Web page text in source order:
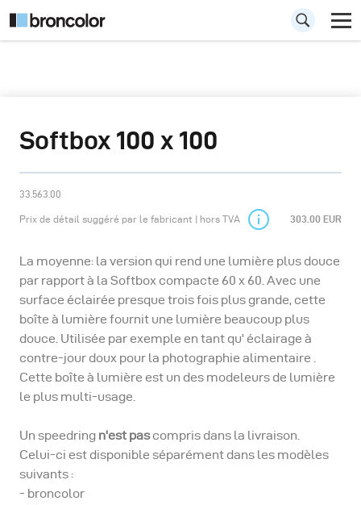
Softbox 100 x 100
33.563.00
Prix de détail suggéré par le fabricant | hors TVA 303.00 EUR
La moyenne: la version qui rend une lumière plus douce
par rapport à la Softbox compacte 60 x 60. Avec une
surface éclairée presque trois fois plus grande, cette
boîte à lumière fournit une lumière beaucoup plus
douce. Utilisée par exemple en tant qu' éclairage à
contre-jour doux pour la photographie alimentaire .
Cette boîte à lumière est un des modeleurs de lumière
le plus multi-usage.
Un speedring n'est pascompris dans la livraison.
Celui-ci est disponible séparément dans les modèles
suivants :
- broncolor